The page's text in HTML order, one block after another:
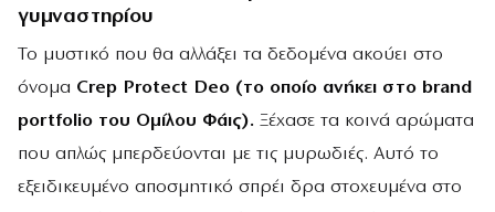
γυμναστηρίου
Το μυστικό που θα αλλάξει τα δεδομένα ακούει στο
όνομα Crep Protect Deo (το οποίο ανήκει στο brand
portfolio του Ομίλου Φάις). Ξέχασε τα κοινά αρώματα
που απλώς μπερδεύονται με τις μυρωδιές. Αυτό το
εξειδικευμένο αποσμητικό σπρέι δρα στοχευμένα στο